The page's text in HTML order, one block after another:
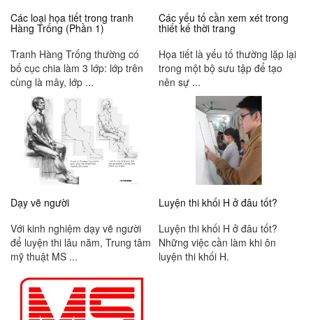
Các loại họa tiết trong tranh
Hàng Trống (Phần 1)
Tranh Hàng Trống thường có
bố cục chia làm 3 lớp: lớp trên
cùng là mây, lớp ...
Các yếu tố cần xem xét trong
thiết kế thời trang
Họa tiết là yếu tố thường lặp lại
trong một bộ sưu tập để tạo
nên sự ...
Dạy vẽ người
Với kinh nghiệm dạy vẽ người
để luyện thi lâu năm, Trung tâm
mỹ thuật MS ...
Luyện thi khối H ở đâu tốt?
Luyện thi khối H ở đâu tốt?
Những việc cần làm khi ôn
luyện thi khối H.